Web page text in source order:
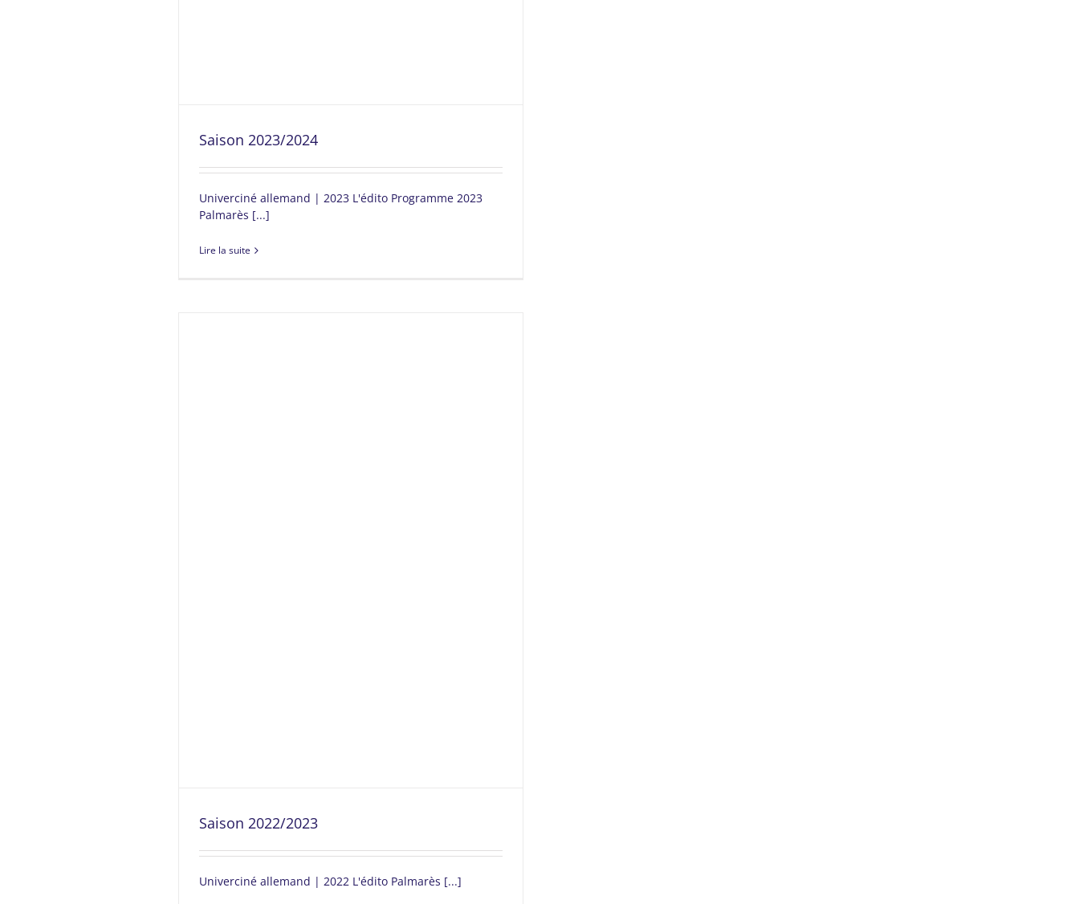
Saison 2023/2024
Univerciné allemand | 2023 L'édito Programme 2023
Palmarès [...]
Lire la suite
Saison 2022/2023
Univerciné allemand | 2022 L'édito Palmarès [...]